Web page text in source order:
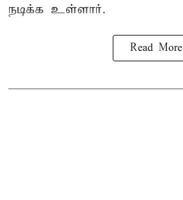
நடிக்க உள்ளார்.
Read More